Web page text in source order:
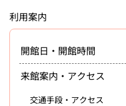
利用案内
開館日・開館時間
来館案内・アクセス
交通手段・アクセス